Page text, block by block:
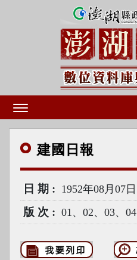
建國 日報
日期 1952年08月07日
版次 01、02、03、04